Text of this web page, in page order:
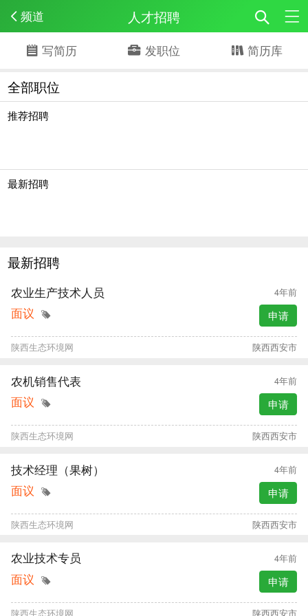
频道 人才招聘
写简历 发职位 简历库
全部职位
推荐招聘
最新招聘
最新招聘
农业生产技术人员 4年前
面议 申请
陕西生态环境网 陕西西安市
农机销售代表 4年前
面议 申请
陕西生态环境网 陕西西安市
技术经理（果树） 4年前
面议 申请
陕西生态环境网 陕西西安市
农业技术专员 4年前
面议 申请
陕西生态环境网 陕西西安市